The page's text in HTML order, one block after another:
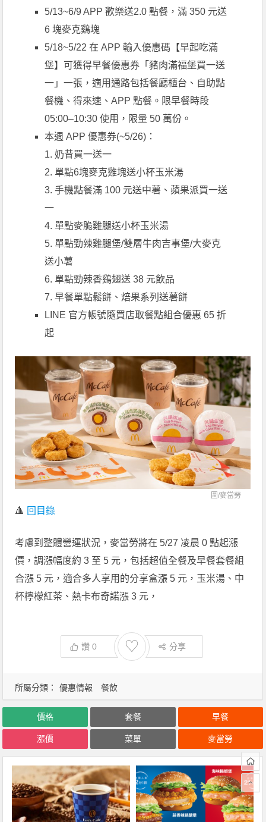
5/13~6/9 APP 歡樂送2.0 點餐，滿 350 元送
6 塊麥克鷄塊
5/18~5/22 在 APP 輸入優惠碼【早起吃滿
堡】可獲得早餐優惠券「豬肉滿福堡買一送
一」一張，適用通路包括餐廳櫃台、自助點
餐機、得來速、APP 點餐。限早餐時段
05:00–10:30 使用，限量 50 萬份。
本週 APP 優惠券(~5/26)：
1. 奶昔買一送一
2. 單點6塊麥克雞塊送小杯玉米湯
3. 手機點餐滿 100 元送中薯、蘋果派買一送
一
4. 單點麥脆雞腿送小杯玉米湯
5. 單點勁辣雞腿堡/雙層牛肉吉事堡/大麥克
送小薯
6. 單點勁辣香鷄翅送 38 元飲品
7. 早餐單點鬆餅、焙果系列送薯餅
LINE 官方帳號隨買店取餐點組合優惠 65 折
起
圖/麥當勞
🔺 回目錄
考慮到整體營運狀況，麥當勞將在 5/27 凌晨 0 點起漲
價，調漲幅度約 3 至 5 元，包括超值全餐及早餐套餐組
合漲 5 元，適合多人享用的分享盒漲 5 元，玉米湯、中
杯檸檬紅茶、熱卡布奇諾漲 3 元，
讚0 ♡ 分享
所屬分類： 優惠情報 餐飲
價格 套餐 早餐
漲價 菜單 麥當勞